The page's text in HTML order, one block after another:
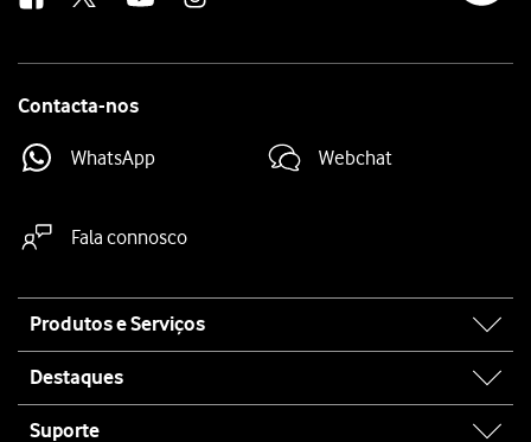
Contacta-nos
WhatsApp Webchat
Fala connosco
map
Produtos e Serviços
Destaques
Suporte